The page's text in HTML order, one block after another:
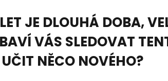
JE DLOUHÁ DOBA,
VÁS SLEDOVAT
NĚCO NOVÉHO?